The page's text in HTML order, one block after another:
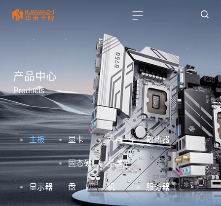
产品中心
Products
主板 显卡 内存 散热器
显示器
固态硬
盘
品牌主
机 服务器